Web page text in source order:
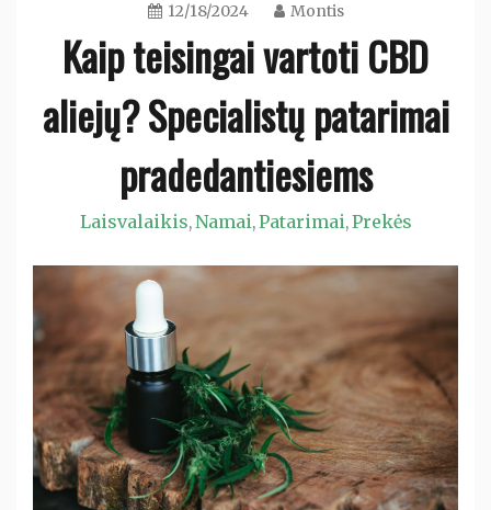
12/18/2024 Montis
Kaip teisingai vartoti CBD
aliejų? Specialistų patarimai
pradedantiesiems
Laisvalaikis,Namai,Patarimai,Prekės